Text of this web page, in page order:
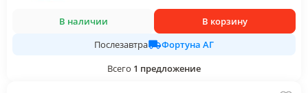
В наличии
В корзину
Послезавтра
Фортуна АГ
Всего 1 предложение